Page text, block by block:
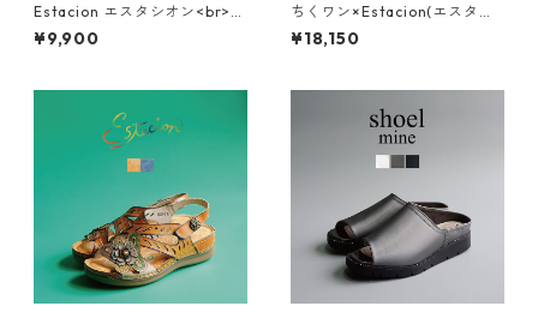
Estacion エスタシオン<br>エ
スニック調カラフルビーズデ
ザインコンフォートサンダル 3
¥9,900
ちくワン×Estacion(エスタシ
オン)コラボ ちくワンモチーフ
2way本革サボシューズ TGE68
¥18,150